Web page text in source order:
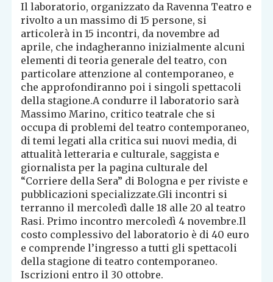
Il laboratorio, organizzato da Ravenna Teatro e
rivolto a un massimo di 15 persone, si
articolerà in 15 incontri, da novembre ad
aprile, che indagheranno inizialmente alcuni
elementi di teoria generale del teatro, con
particolare attenzione al contemporaneo, e
che approfondiranno poi i singoli spettacoli
della stagione.A condurre il laboratorio sarà
Massimo Marino, critico teatrale che si
occupa di problemi del teatro contemporaneo,
di temi legati alla critica sui nuovi media, di
attualità letteraria e culturale, saggista e
giornalista per la pagina culturale del
“Corriere della Sera” di Bologna e per riviste e
pubblicazioni specializzate.Gli incontri si
terranno il mercoledì dalle 18 alle 20 al teatro
Rasi. Primo incontro mercoledì 4 novembre.Il
costo complessivo del laboratorio è di 40 euro
e comprende l’ingresso a tutti gli spettacoli
della stagione di teatro contemporaneo.
Iscrizioni entro il 30 ottobre.